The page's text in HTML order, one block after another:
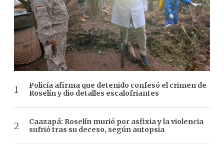
Policía afirma que detenido confesó el crimen de
Roselín y dio detalles escalofriantes
Caazapá: Roselín murió por asfixia y la violencia
sufrió tras su deceso, según autopsia